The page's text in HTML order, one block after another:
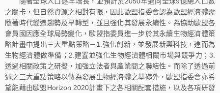
之關卡，但自然資源之相對有限，因此歐盟指委會認為歐盟經濟體需
隨著時代變遷趨勢及早轉型，並且強化其發展永續性。為協助歐盟各
會員國因應全球局勢變化，歐盟指委員進一步於其永續生物經濟體策
略計畫中提出三大重點策略－1.強化創新，並發展新興科技，進而為
生物經濟體做準備；2.建置並強化生物經濟體相關市場與競爭力；3.
透過相關政策之研擬，加強立法者與產業間之聯結性。而除了透過前
述之三大重點策略以做為發展生物經濟體之基礎外，歐盟指委會亦希
望能藉由歐盟Horizon 2020計畫下之各相關配套措施，以及各項研發